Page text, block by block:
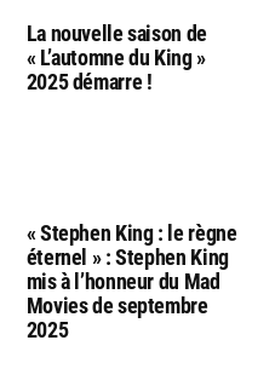
La nouvelle saison de
« L’automne du King »
2025 démarre !
« Stephen King : le règne
éternel » : Stephen King
mis à l’honneur du Mad
Movies de septembre
2025